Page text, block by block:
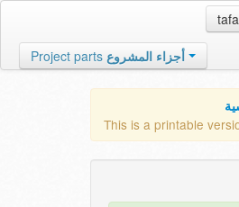
Project parts أجزاء المشروع
This is a printable